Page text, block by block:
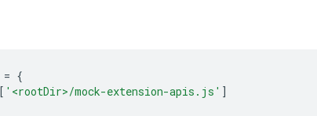
= {
[ '<rootDir>/mock-extension-apis.js' ]